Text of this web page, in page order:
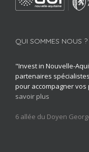
QUI SOMMES NOUS ?
"Invest in Nouvelle-
partenaires
pour accompagner
savoir plus
6 allée du Doyen